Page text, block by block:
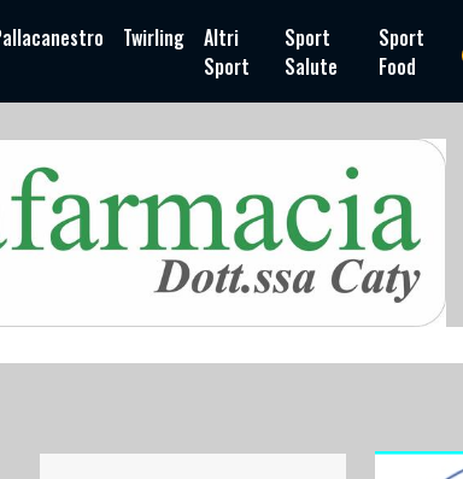
Twirling
Altri
Sport
Sport
Salute
Sport
Food